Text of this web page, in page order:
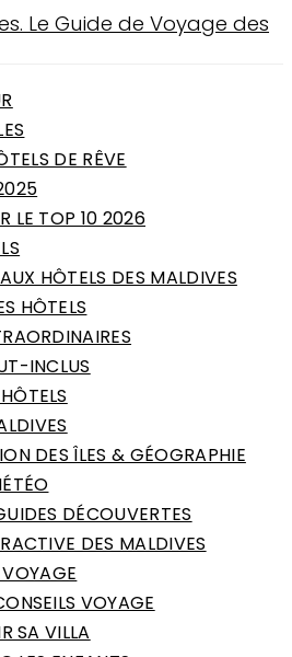
DE RÊVE
LE TOP 10 2026
HÔTELS DES MALDIVES
HÔTELS
INCLUS
DES ÎLES & GÉOGRAPHIE
DÉCOUVERTES
DES MALDIVES
VOYAGE
SA VILLA